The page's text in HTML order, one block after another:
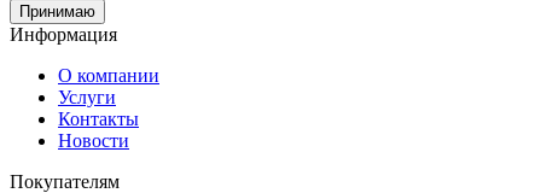
Принимаю
Информация
О компании
Услуги
Контакты
Новости
Покупателям